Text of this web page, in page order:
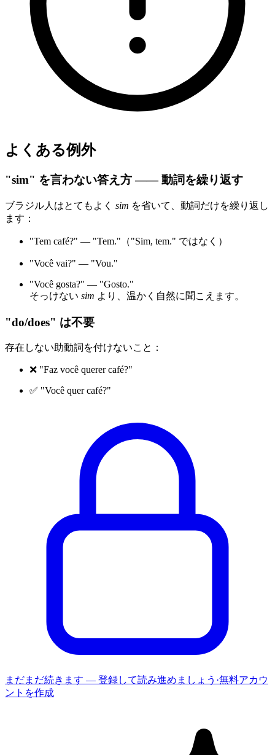
よくある例外
"sim" を言わない答え方 —— 動詞を繰り返す
ブラジル人はとてもよく sim を省いて、動詞だけを繰り返し
ます：
"Tem café?" — "Tem."（"Sim, tem." ではなく）
"Você vai?" — "Vou."
"Você gosta?" — "Gosto."
そっけない sim より、温かく自然に聞こえます。
"do/does" は不要
存在しない助動詞を付けないこと：
❌ "Faz você querer café?"
✅ "Você quer café?"
まだまだ続きます — 登録して読み進めましょう ·無料アカウ
ントを作成